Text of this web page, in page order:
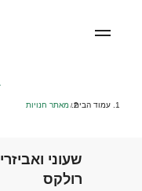
עמוד הבית/ מאתר חנויות
שעוני ואביזרי
רולקס